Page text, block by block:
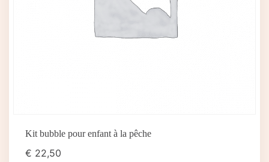
Kit bubble pour enfant à la pêche
€ 22,50